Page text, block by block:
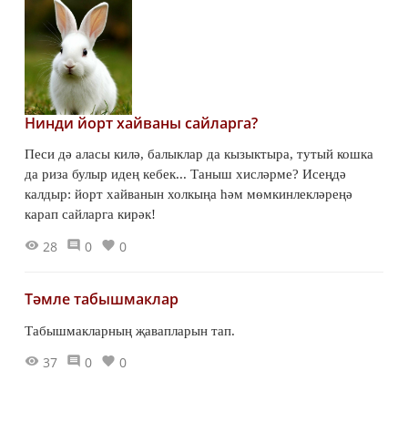
Нинди йорт хайваны сайларга?
Песи дә аласы килә, балыклар да кызыктыра, тутый кошка
да риза булыр идең кебек... Таныш хисләрме? Исеңдә
калдыр: йорт хайванын холкыңа һәм мөмкинлекләреңә
карап сайларга кирәк!
28 0 0
Тәмле табышмаклар
Табышмакларның җавапларын тап.
37 0 0